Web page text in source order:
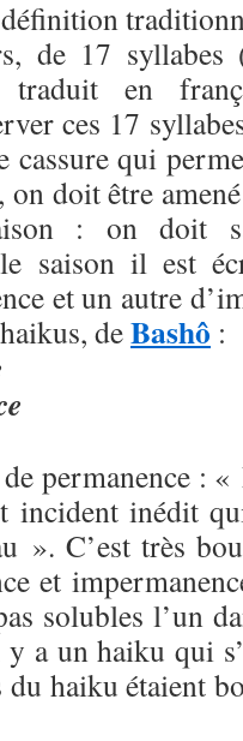
de 17 syllabes
en
ces 17
cassure qui
on doit être
: on doit
saison il est
et un autre
deBashô :
permanence :
incident inédit
». C’est très
et
solubles l’un
a un haiku qui
haiku étaient